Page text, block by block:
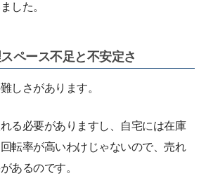
した。
ペース不足と不安定さ
しさがあります。
る必要がありますし、自宅には在庫
転率が高いわけじゃないので、売れ
あるのです。